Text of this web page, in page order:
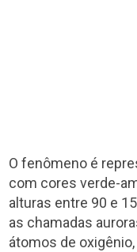
O fenômeno é
com cores verde-
alturas entre 90 e
as chamadas
átomos de